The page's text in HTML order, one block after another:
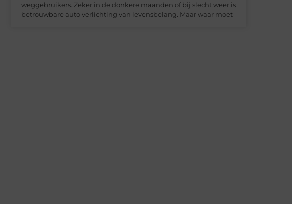
weggebruikers. Zeker in de donkere maanden of bij slecht weer is
betrouwbare auto verlichting van levensbelang. Maar waar moet